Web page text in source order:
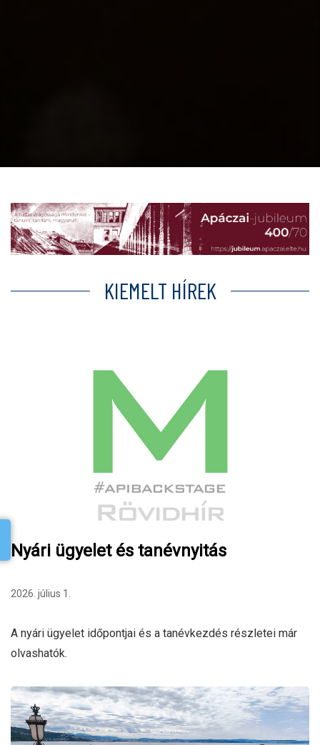
KIEMELT HÍREK
Nyári ügyelet és tanévnyitás
2026. július 1.
A nyári ügyelet időpontjai és a tanévkezdés részletei már
olvashatók.